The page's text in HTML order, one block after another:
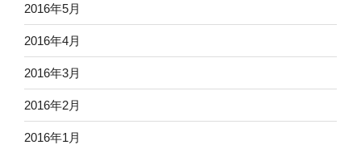
2016年5月
2016年4月
2016年3月
2016年2月
2016年1月